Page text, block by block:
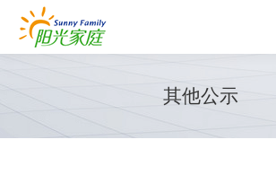
其他公示